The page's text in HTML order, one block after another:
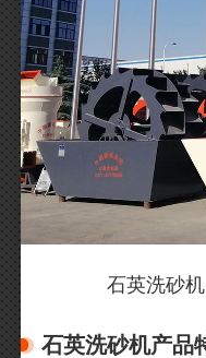
石英洗砂
石英洗砂机产品